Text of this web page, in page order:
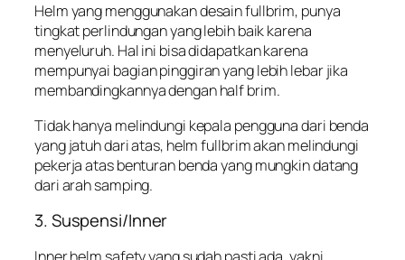
Helm yang menggunakan desain fullbrim, punya
tingkat perlindungan yang lebih baik karena
menyeluruh. Hal ini bisa didapatkan karena
mempunyai bagian pinggiran yang lebih lebar jika
membandingkannya dengan half brim.
Tidak hanya melindungi kepala pengguna dari benda
yang jatuh dari atas, helm fullbrim akan melindungi
pekerja atas benturan benda yang mungkin datang
dari arah samping.
3. Suspensi/Inner
Inner helm safety yang sudah pasti ada, yakni